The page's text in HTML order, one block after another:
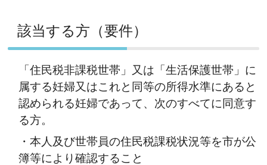
該当する方（要件）
「住民税非課税世帯」又は「生活保護世帯」に
属する妊婦又はこれと同等の所得水準にあると
認められる妊婦であって、次のすべてに同意す
る方。
・本人及び世帯員の住民税課税状況等を市が公
簿等により確認すること